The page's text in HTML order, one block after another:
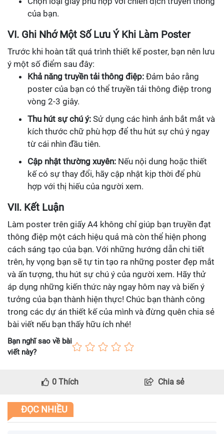
của bạn.
VI. Ghi Nhớ Một Số Lưu Ý Khi Làm Poster
Trước khi hoàn tất quá trình thiết kế poster, bạn nên lưu
ý một số điểm sau đây:
Khả năng truyền tải thông điệp: Đảm bảo rằng
poster của bạn có thể truyền tải thông điệp trong
vòng 2-3 giây.
Thu hút sự chú ý: Sử dụng các hình ảnh bắt mắt và
kích thước chữ phù hợp để thu hút sự chú ý ngay
từ cái nhìn đầu tiên.
Cập nhật thường xuyên: Nếu nội dung hoặc thiết
kế có sự thay đổi, hãy cập nhật kịp thời để phù
hợp với thị hiếu của người xem.
VII. Kết Luận
Làm poster trên giấy A4 không chỉ giúp bạn truyền đạt
thông điệp một cách hiệu quả mà còn thể hiện phong
cách sáng tạo của bạn. Với những hướng dẫn chi tiết
trên, hy vọng bạn sẽ tự tin tạo ra những poster đẹp mắt
và ấn tượng, thu hút sự chú ý của người xem. Hãy thử
áp dụng những kiến thức này ngay hôm nay và biến ý
tưởng của bạn thành hiện thực! Chúc bạn thành công
trong các dự án thiết kế của mình và đừng quên chia sẻ
bài viết nếu bạn thấy hữu ích nhé!
Bạn nghĩ sao về bài
viết này?
0 Thích Chia sẻ
ĐỌC NHIỀU